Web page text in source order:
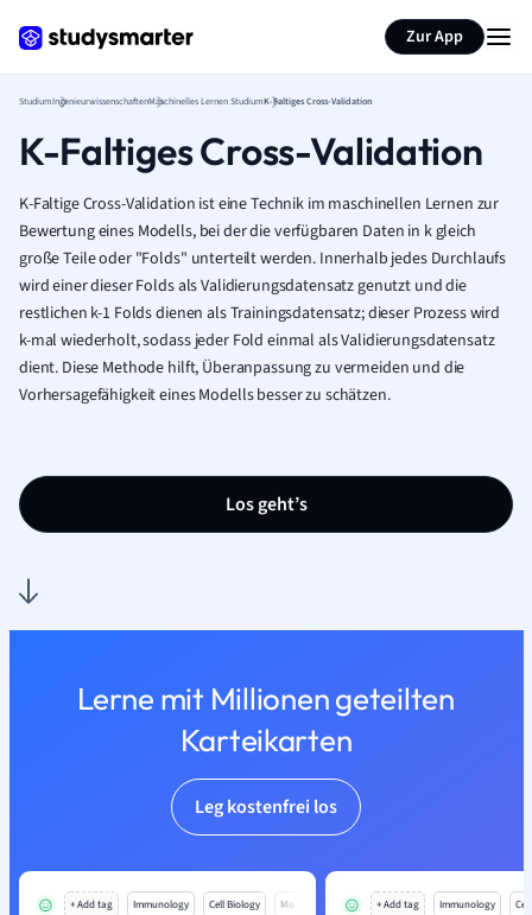
Zur App
StudiumIngenieurwissenschaftenMaschinelles Lernen StudiumK-Faltiges Cross-Validation
K-Faltiges Cross-Validation
K-Faltige Cross-Validation ist eine Technik im maschinellen Lernen zur
Bewertung eines Modells, bei der die verfügbaren Daten in k gleich
große Teile oder "Folds" unterteilt werden. Innerhalb jedes Durchlaufs
wird einer dieser Folds als Validierungsdatensatz genutzt und die
restlichen k-1 Folds dienen als Trainingsdatensatz; dieser Prozess wird
k-mal wiederholt, sodass jeder Fold einmal als Validierungsdatensatz
dient. Diese Methode hilft, Überanpassung zu vermeiden und die
Vorhersagefähigkeit eines Modells besser zu schätzen.
Los geht’s
Lerne mit Millionen geteilten
Karteikarten
Leg kostenfrei los
+ Add tag Immunology Cell Biology Mo + Add tag Immunology